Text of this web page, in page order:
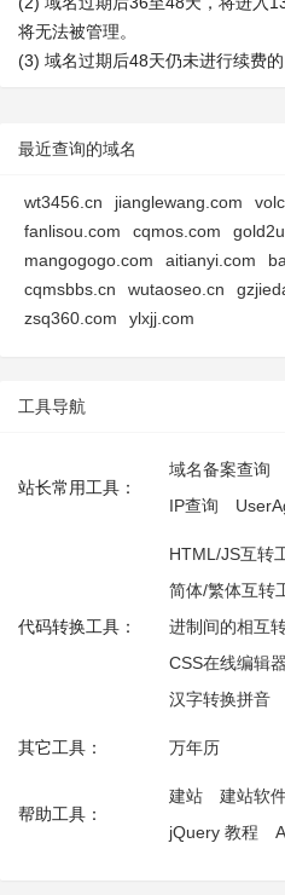
将无法被管理。
(3) 域名过期后48天仍未进行续费的
最近查询的域名
wt3456.cn jianglewang.com
fanlisou.com
cqmos.com
mangogogo.com
aitianyi.com
cqmsbbs.cn
wutaoseo.cn
zsq360.com
ylxjj.com
工具导航
站长常用工具：
域名备案查询
IP查询
代码转换工具：
HTML/JS互转
简体/繁体互转
进制间的相互
CSS在线编辑器
汉字转换拼音
其它工具： 万年历
帮助工具：
建站 建站软
jQuery 教程